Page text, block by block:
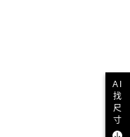
AI
找
尺
寸